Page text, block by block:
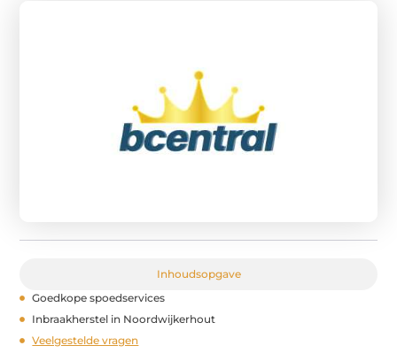
Inhoudsopgave
Goedkope spoedservices
Inbraakherstel in Noordwijkerhout
Veelgestelde vragen